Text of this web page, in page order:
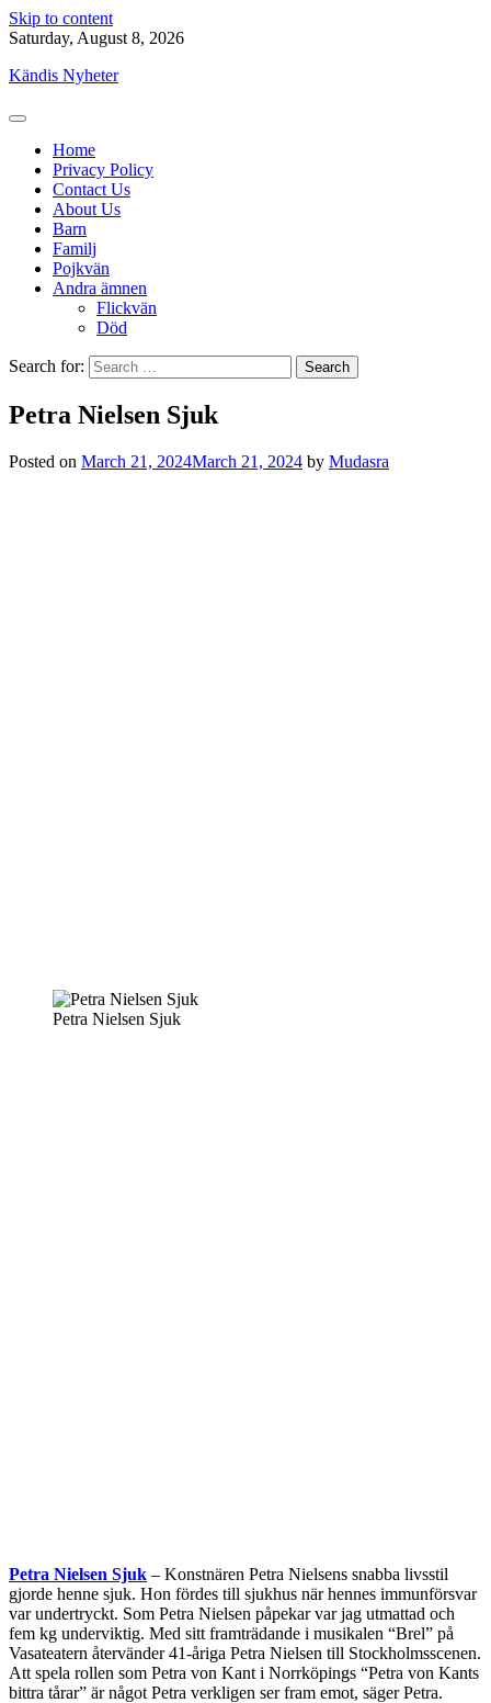
Skip to content
Saturday, August 8, 2026
Kändis Nyheter
Home
Privacy Policy
Contact Us
About Us
Barn
Familj
Pojkvän
Andra ämnen
Flickvän
Död
Search for:
Petra Nielsen Sjuk
Posted on March 21, 2024March 21, 2024 by Mudasra
Petra Nielsen Sjuk
Petra Nielsen Sjuk – Konstnären Petra Nielsens snabba livsstil
gjorde henne sjuk. Hon fördes till sjukhus när hennes immunförsvar
var undertryckt. Som Petra Nielsen påpekar var jag utmattad och
fem kg underviktig. Med sitt framträdande i musikalen “Brel” på
Vasateatern återvänder 41-åriga Petra Nielsen till Stockholmsscenen.
Att spela rollen som Petra von Kant i Norrköpings “Petra von Kants
bittra tårar” är något Petra verkligen ser fram emot, säger Petra.